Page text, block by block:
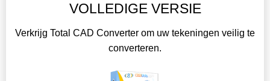
VOLLEDIGE VERSIE
Verkrijg Total CAD Converter om uw tekeningen veilig te
converteren.